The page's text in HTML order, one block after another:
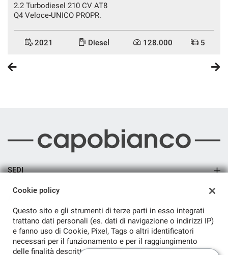
2.2 Turbodiesel 210 CV AT8
Q4 Veloce-UNICO PROPR.
2021 Diesel 128.000 5
SEDI
Sede di Arsago Seprio
Azienda
Cookie policy
Questo sito e gli strumenti di terze parti in esso integrati
trattano dati personali (es. dati di navigazione o indirizzi IP)
e fanno uso di Cookie, Pixel, Tags o altri identificatori
necessari per il funzionamento e per il raggiungimento
delle finalità descritte nella cookie policy, tra cui il